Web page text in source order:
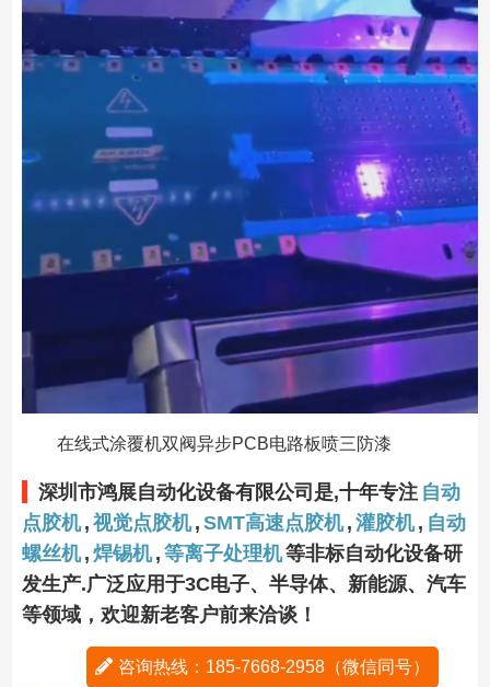
在线式涂覆机双阀异步PCB电路板喷三防漆
深圳市鸿展自动化设备有限公司是,十年专注 自动
点胶机 , 视觉点胶机 , SMT高速点胶机 , 灌胶机 , 自动
螺丝机 , 焊锡机 , 等离子处理机等非标自动化设备研
发生产.广泛应用于3C电子、半导体、新能源、汽车
等领域，欢迎新老客户前来洽谈！
咨询热线：185-7668-2958（微信同号）